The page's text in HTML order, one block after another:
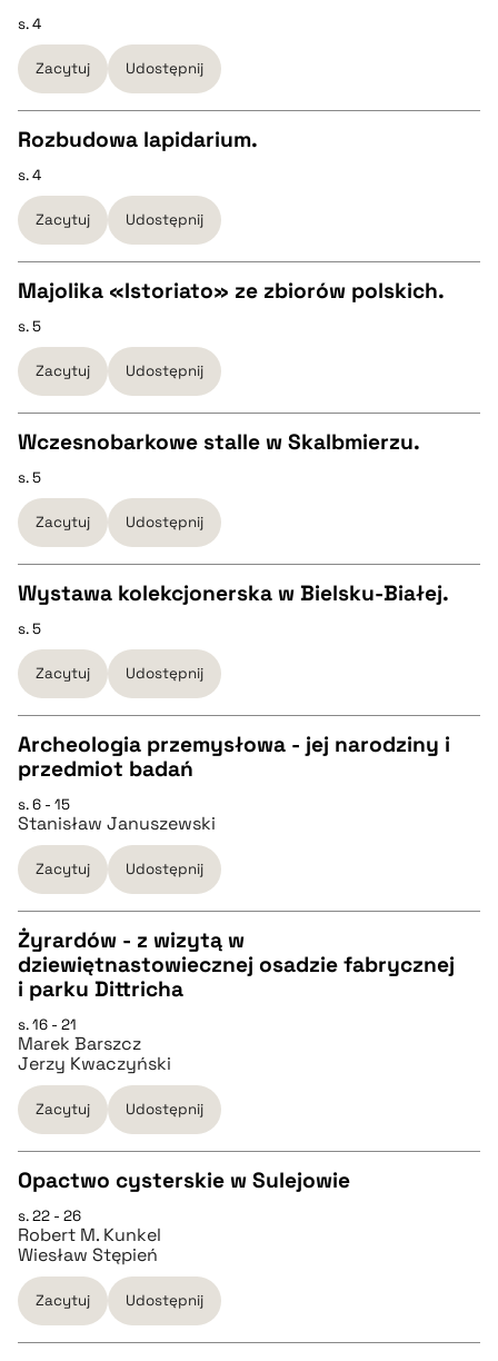
BIBTEX
pobierz cytat
CZYSTY TEKST
pobierz cytat
BIBTEX
pobierz cytat
s. 4
Zacytuj Udostępnij
CZYSTY TEKST
pobierz cytat
BIBTEX
pobierz cytat
Rozbudowa lapidarium.
s. 4
Zacytuj Udostępnij
CZYSTY TEKST
pobierz cytat
BIBTEX
pobierz cytat
Majolika «Istoriato» ze zbiorów polskich.
s. 5
Zacytuj Udostępnij
CZYSTY TEKST
pobierz cytat
BIBTEX
pobierz cytat
Wczesnobarkowe stalle w Skalbmierzu.
s. 5
Zacytuj Udostępnij
CZYSTY TEKST
pobierz cytat
BIBTEX
pobierz cytat
Wystawa kolekcjonerska w Bielsku-Białej.
s. 5
Zacytuj Udostępnij
pobierz cytat
BIBTEX
pobierz cytat
Archeologia przemysłowa - jej narodziny i
przedmiot badań
s. 6 - 15
Stanisław Januszewski
Zacytuj Udostępnij
CZYSTY TEKST
pobierz cytat
BIBTEX
pobierz cytat
Żyrardów - z wizytą w
dziewiętnastowiecznej osadzie fabrycznej
i parku Dittricha
s. 16 - 21
Marek Barszcz
Jerzy Kwaczyński
Zacytuj Udostępnij
CZYSTY TEKST
pobierz cytat
Opactwo cysterskie w Sulejowie
s. 22 - 26
Robert M. Kunkel
Wiesław Stępień
Zacytuj Udostępnij